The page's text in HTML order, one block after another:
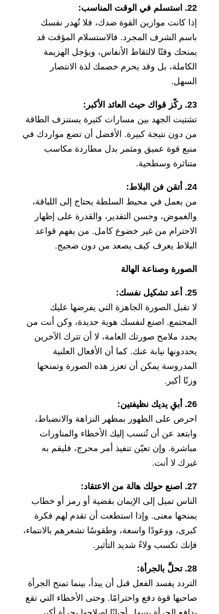
22. استسلم في الوقت المناسب:
إذا كانت موازين القوة ضدك، فلا تُهدر نفسك
باسم الشرف المجرد. فالاستسلام المؤقت قد
يمنحك وقتًا لالتقاط الأنفاس، ويؤجل الهزيمة
الكاملة، بل وقد يحرم خصمك لذة الانتصار
السهل.
23. ركّز قواك حيث العائد الأكبر:
تشتيت الجهد بين مسارات كثيرة يستنزف الطاقة
من دون نتيجة كبيرة. الأفضل أن تضع مواردك في
منبع قوة عميق ومثمر بدل مطاردة مكاسب
متناثرة وسطحية.
24. أتقن فن البلاط:
من يعمل في محيط السلطة يحتاج إلى اللباقة،
والغموض، وحسن التقدير، والقدرة على إظهار
الاحترام من غير خضوع كامل. من يفهم قواعد
البلاط يعرف كيف يصعد من دون ضجيج.
الصورة وصناعة الهالة
25. أعد تشكيل نفسك:
لا تقبل الصورة الجاهزة التي يفرضها عليك
المجتمع. اصنع لنفسك هوية جديدة، وكن أنت من
يحدد ملامح صورتك العامة، لا أن تترك الآخرين
يحددونها نيابة عنك. كما أن الأفعال العلنية
المدروسة يمكن أن تعزز هذه الصورة وتمنحها
وزنًا أكبر.
26. أبقِ يديك نظيفتين:
احرص على الظهور بمظهر النزاهة والانضباط،
وابتعد عن أن تُنسب إليك الأخطاء والمناورات
مباشرة. وإن تعيّن تنفيذ أمر محرج، فليقم به
غيرك لا أنت.
27. اصنع حولك هالة من الاعتقاد:
الناس تميل إلى الإيمان بقضية أو رمز أو خطاب
يمنحها معنى. وإذا استطعت أن تقدم لهم فكرة
كبرى، ووعودًا واسعة، وطقوسًا تشعرهم بالانتماء،
فإنك تكسب ولاءً شديد التأثير.
28. تحلَّ بالجرأة:
التردد يفسد الفعل قبل أن يبدأ، بينما تمنح الجرأة
صاحبها قوة دفع واحترامًا. وحتى الأخطاء التي تقع